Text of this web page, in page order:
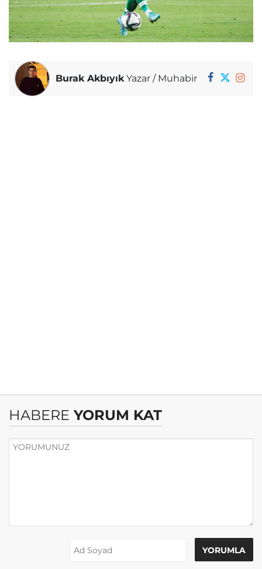
Burak Akbıyık Yazar / Muhabir
HABERE YORUM KAT